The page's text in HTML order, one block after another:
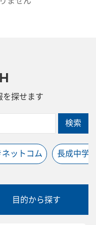
を探せます
検索
ットコム 長成中学
目的から探す